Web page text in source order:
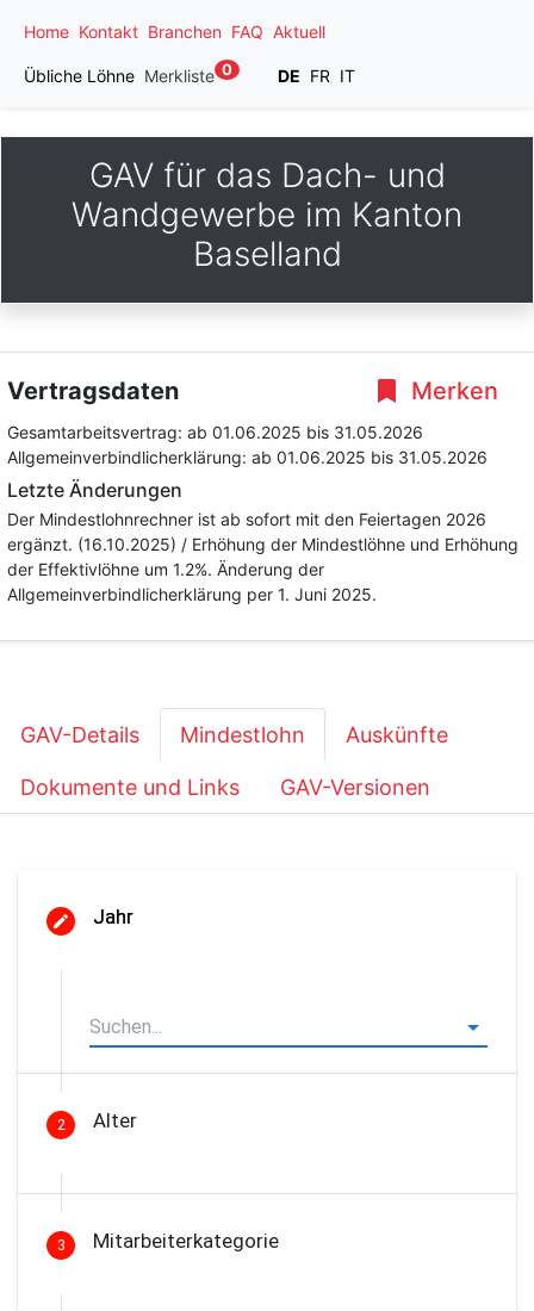
Home Kontakt Branchen FAQ Aktuell
Übliche Löhne Merkliste 0 DE FR IT
GAV für das Dach- und
Wandgewerbe im Kanton
Baselland
Merken
Vertragsdaten
Gesamtarbeitsvertrag: ab 01.06.2025 bis 31.05.2026
Allgemeinverbindlicherklärung: ab 01.06.2025 bis 31.05.2026
Letzte Änderungen
Der Mindestlohnrechner ist ab sofort mit den Feiertagen 2026
ergänzt. (16.10.2025) / Erhöhung der Mindestlöhne und Erhöhung
der Effektivlöhne um 1.2%. Änderung der
Allgemeinverbindlicherklärung per 1. Juni 2025.
GAV-Details Mindestlohn Auskünfte
Dokumente und Links GAV-Versionen
Jahr
2 Alter
3 Mitarbeiterkategorie